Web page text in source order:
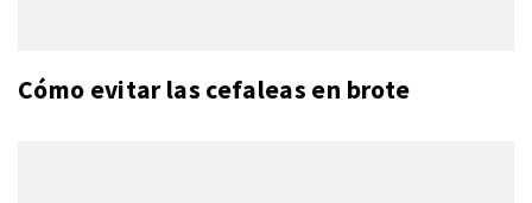
Cómo evitar las cefaleas en brote